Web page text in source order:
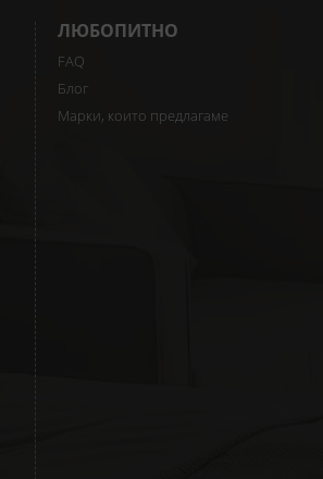
ЛЮБОПИТНО
FAQ
Блог
Марки, които предлагаме